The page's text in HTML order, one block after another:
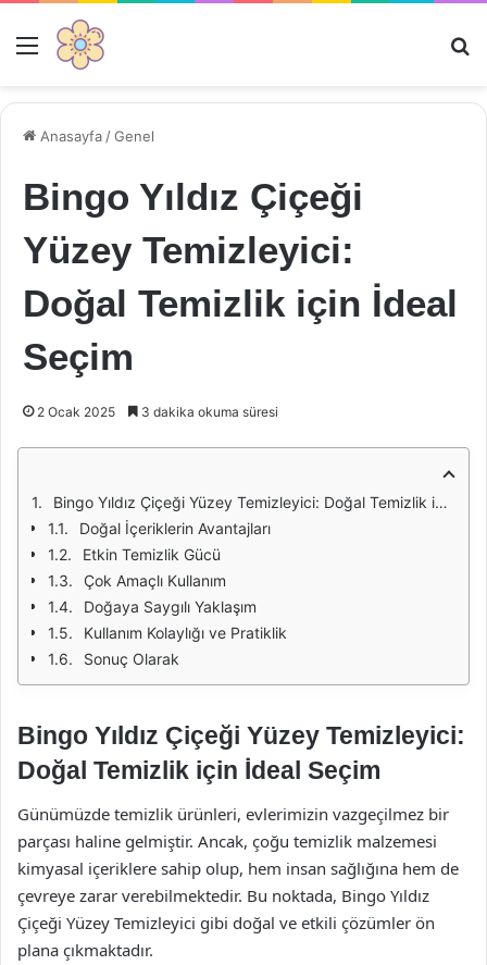
Menü
Anasayfa /Genel
Bingo Yıldız Çiçeği
Yüzey Temizleyici:
Doğal Temizlik için İdeal
Seçim
2 Ocak 2025 3 dakika okuma süresi
Bingo Yıldız Çiçeği Yüzey Temizleyici: Doğal Temizlik için İdeal Seçim
Doğal İçeriklerin Avantajları
Etkin Temizlik Gücü
Çok Amaçlı Kullanım
Doğaya Saygılı Yaklaşım
Kullanım Kolaylığı ve Pratiklik
Sonuç Olarak
Bingo Yıldız Çiçeği Yüzey Temizleyici:
Doğal Temizlik için İdeal Seçim
Günümüzde temizlik ürünleri, evlerimizin vazgeçilmez bir
parçası haline gelmiştir. Ancak, çoğu temizlik malzemesi
kimyasal içeriklere sahip olup, hem insan sağlığına hem de
çevreye zarar verebilmektedir. Bu noktada, Bingo Yıldız
Çiçeği Yüzey Temizleyici gibi doğal ve etkili çözümler ön
plana çıkmaktadır.